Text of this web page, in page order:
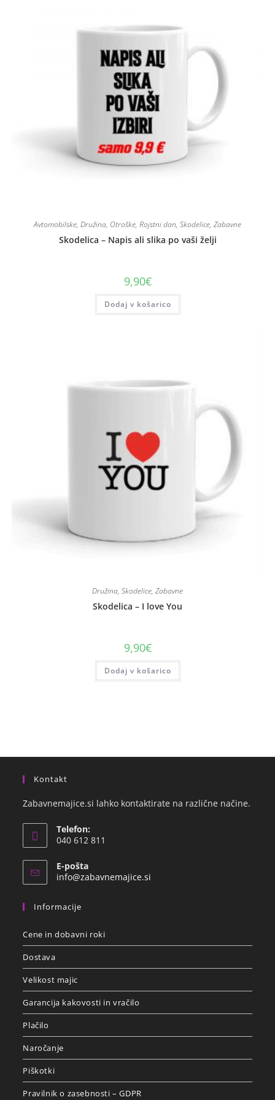
Avtomobilske, Družina, Otroške, Rojstni dan, Skodelice, Zabavne
Skodelica – Napis ali slika po vaši želji
9,90€
Dodaj v košarico
Družina, Skodelice, Zabavne
Skodelica – I love You
9,90€
Dodaj v košarico
Kontakt
Zabavnemajice.si lahko kontaktirate na različne načine.
Telefon:
040 612 811
E-pošta
info@zabavnemajice.si
Informacije
Cene in dobavni roki
Dostava
Velikost majic
Garancija kakovosti in vračilo
Plačilo
Naročanje
Piškotki
Pravilnik o zasebnosti – GDPR